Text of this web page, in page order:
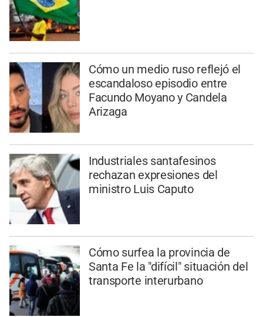
Cómo un medio ruso reflejó el
escandaloso episodio entre
Facundo Moyano y Candela
Arizaga
Industriales santafesinos
rechazan expresiones del
ministro Luis Caputo
Cómo surfea la provincia de
Santa Fe la "difícil" situación del
transporte interurbano